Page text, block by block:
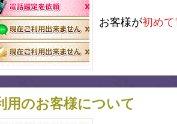
お客様が初め
用のお客様について